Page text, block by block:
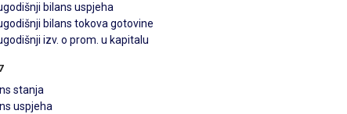
bilans uspjeha
bilans tokova gotovine
izv. o prom. u kapitalu
stanja
uspjeha